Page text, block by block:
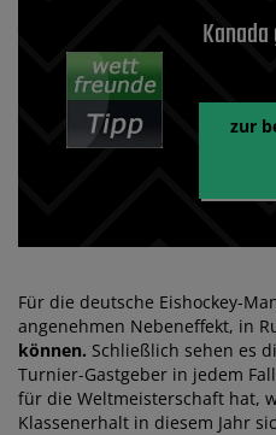
zur
Für die deutsche Eishockey-
angenehmen Nebeneffekt, in
können. Schließlich sehen es
Turnier-Gastgeber in jedem
für die Weltmeisterschaft hat,
Klassenerhalt in diesem Jahr